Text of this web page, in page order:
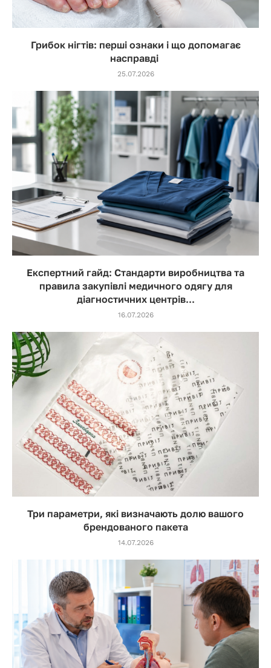
Грибок нігтів: перші ознаки і що допомагає
насправді
25.07.2026
Експертний гайд: Стандарти виробництва та
правила закупівлі медичного одягу для
діагностичних центрів...
16.07.2026
Три параметри, які визначають долю вашого
брендованого пакета
14.07.2026